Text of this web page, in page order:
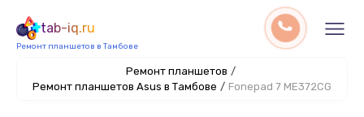
tab-iq.ru
Ремонт планшетов в Тамбове
Ремонт планшетов /
Ремонт планшетов Asus в Тамбове / Fonepad 7 ME372CG